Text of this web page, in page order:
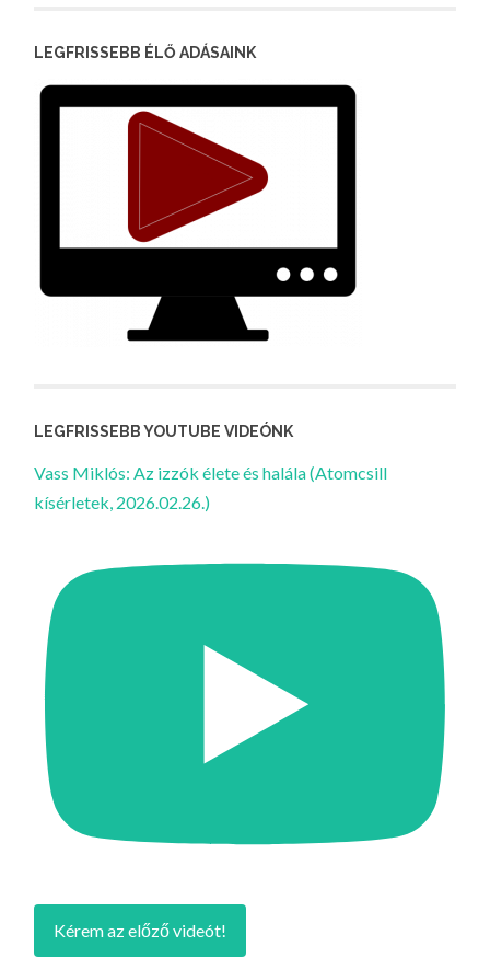
LEGFRISSEBB ÉLŐ ADÁSAINK
LEGFRISSEBB YOUTUBE VIDEÓNK
Vass Miklós: Az izzók élete és halála (Atomcsill
kísérletek, 2026.02.26.)
Kérem az előző videót!